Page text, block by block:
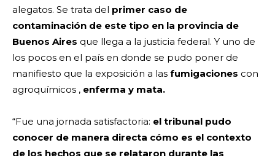
alegatos. Se trata del primer caso de
contaminación de este tipo en la provincia de
Buenos Aires que llega a la justicia federal. Y uno de
los pocos en el país en donde se pudo poner de
manifiesto que la exposición a las fumigaciones con
agroquímicos , enferma y mata.
“Fue una jornada satisfactoria: el tribunal pudo
conocer de manera directa cómo es el contexto
de los hechos que se relataron durante las